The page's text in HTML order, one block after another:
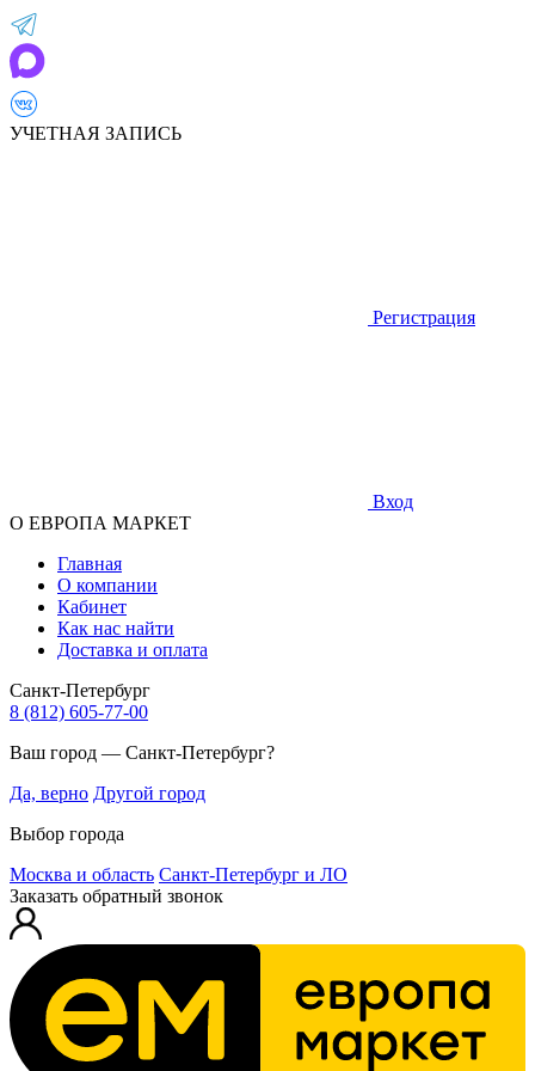
УЧЕТНАЯ ЗАПИСЬ
Регистрация
Вход
О ЕВРОПА МАРКЕТ
Главная
О компании
Кабинет
Как нас найти
Доставка и оплата
Санкт-Петербург
8 (812) 605-77-00
Ваш город — Санкт-Петербург?
Да, верно Другой город
Выбор города
Москва и область Санкт-Петербург и ЛО
Заказать обратный звонок